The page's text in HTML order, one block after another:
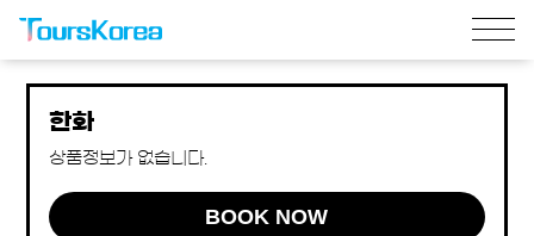
한화
상품정보가 없습니다.
BOOK NOW